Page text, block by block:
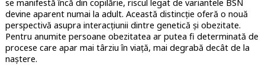
se manifestă încă din copilărie, riscul legat de variantele BSN
devine aparent numai la adult. Această distincție oferă o nouă
perspectivă asupra interacțiunii dintre genetică și obezitate.
Pentru anumite persoane obezitatea ar putea fi determinată de
procese care apar mai târziu în viață, mai degrabă decât de la
naștere.